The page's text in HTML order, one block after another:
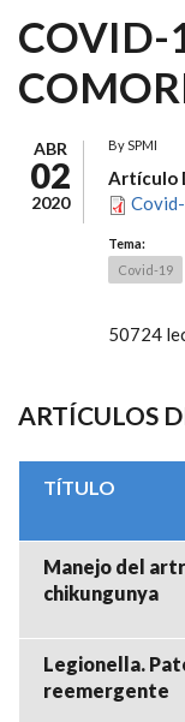
COVID-
ABR
02
2020
BySPMI
Artículo
Tema:
Covid-19
50724
ARTÍCULOS
TÍTULO
Manejo del
chikungunya
Legionella.
reemergente